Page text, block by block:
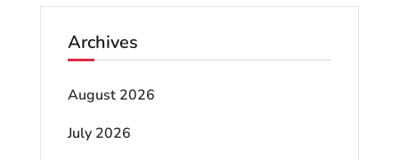
Archives
August 2026
July 2026